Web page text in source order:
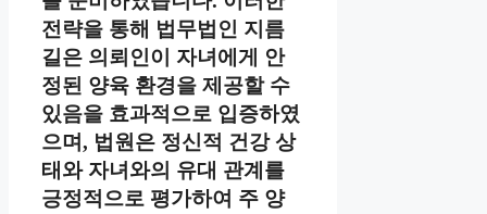
전략을 통해 법무법인 지름
길은 의뢰인이 자녀에게 안
정된 양육 환경을 제공할 수
있음을 효과적으로 입증하였
으며, 법원은 정신적 건강 상
태와 자녀와의 유대 관계를
긍정적으로 평가하여 주 양